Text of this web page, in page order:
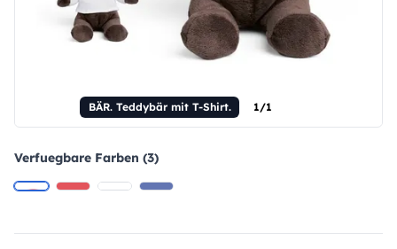
BÄR. Teddybär mit T-Shirt. 1/1
Verfuegbare Farben (3)